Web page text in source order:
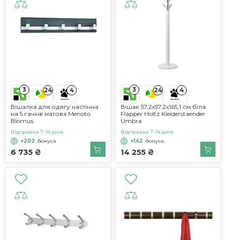
3 24 4
Вішалка для одягу настінна
на 5 гачків матова Menoto
Blomus
6 735 ₴
Відправка 7-14 днів
+202 бонуса
3 24 4
Вішак 57,2x57,2x165,1 см біла
Flapper Holtz Kleiderstaender
Umbra
14 255 ₴
Відправка 7-14 днів
+142 бонуса